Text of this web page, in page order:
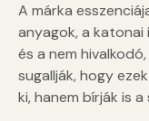
A márka
anyagok, a
és a nem
sugallják, hogy
ki, hanem bírják is